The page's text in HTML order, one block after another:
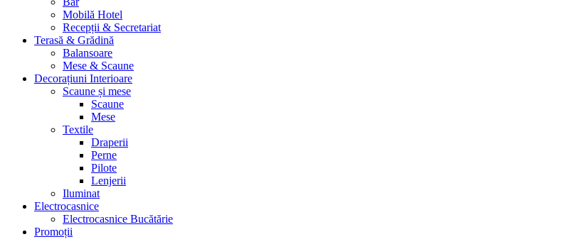
Mobilă Hotel
Recepții & Secretariat
Terasă & Grădină
Balansoare
Mese & Scaune
Decorațiuni Interioare
Scaune și mese
Scaune
Mese
Textile
Draperii
Perne
Pilote
Lenjerii
Iluminat
Electrocasnice
Electrocasnice Bucătărie
Promoții